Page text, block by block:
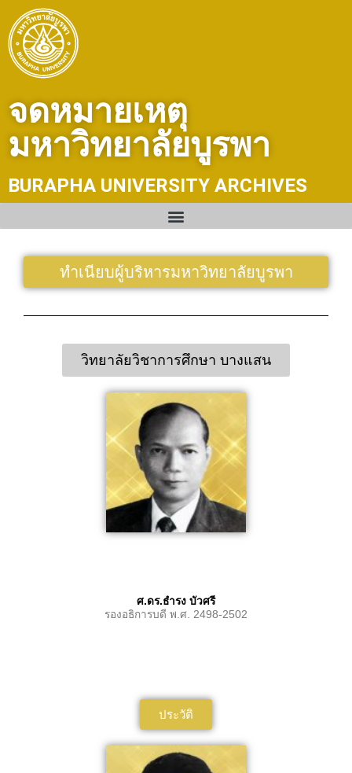
content
จดหมายเหตุ
มหาวิทยาลัยบูรพา
BURAPHA UNIVERSITY ARCHIVES
ทำเนียบผู้บริหารมหาวิทยาลัยบูรพา
วิทยาลัยวิชาการศึกษา บางแสน
ศ.ดร.ธำรง บัวศรี
รองอธิการบดี พ.ศ. 2498-2502
ประวัติ